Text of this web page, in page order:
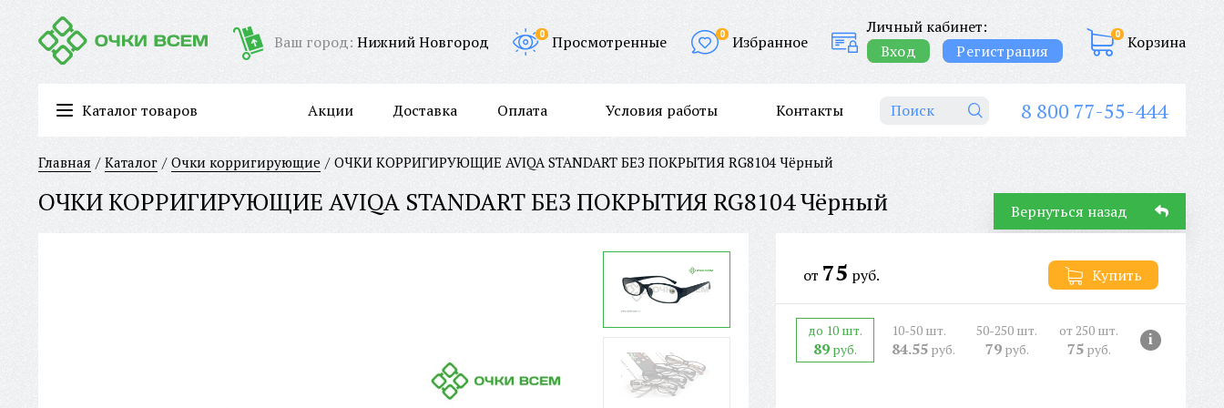
Ваш город:Нижний Новгород 0 Просмотренные 0 Избранное 0 Корзина
Личный кабинет:
Вход
Регистрация
Каталог товаров Акции Доставка Оплата Условия работы Контакты 8 800 77-55-444
Главная Каталог Очки корригирующие ОЧКИ КОРРИГИРУЮЩИЕ AVIQA STANDART БЕЗ ПОКРЫТИЯ RG8104 Чёрный
ОЧКИ КОРРИГИРУЮЩИЕ AVIQA STANDART БЕЗ ПОКРЫТИЯ RG8104 Чёрный Вернуться назад
от 75 руб. Купить
до 10 шт.
89руб.
10-50 шт.
84.55руб.
50-250 шт.
79руб.
от 250 шт.
75руб.
i